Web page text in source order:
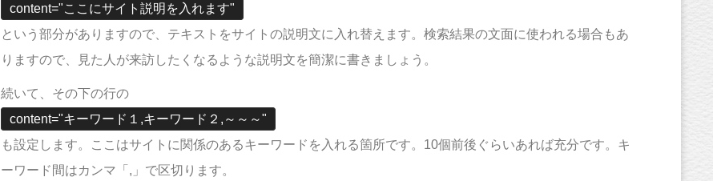
content="ここにサイト説明を入れます"
という部分がありますので、テキストをサイトの説明文に入れ替えます。検索結果の文面に使われる場合もあ
りますので、見た人が来訪したくなるような説明文を簡潔に書きましょう。
続いて、その下の行の
content="キーワード１,キーワード２,～～～"
も設定します。ここはサイトに関係のあるキーワードを入れる箇所です。10個前後ぐらいあれば充分です。キ
ーワード間はカンマ「,」で区切ります。